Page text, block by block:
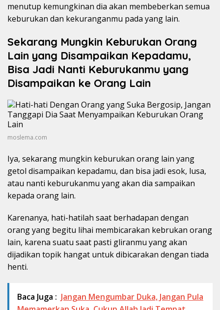
menutup kemungkinan dia akan membeberkan semua
keburukan dan kekuranganmu pada yang lain.
Sekarang Mungkin Keburukan Orang
Lain yang Disampaikan Kepadamu,
Bisa Jadi Nanti Keburukanmu yang
Disampaikan ke Orang Lain
moslema.com
Iya, sekarang mungkin keburukan orang lain yang
getol disampaikan kepadamu, dan bisa jadi esok, lusa,
atau nanti keburukanmu yang akan dia sampaikan
kepada orang lain.
Karenanya, hati-hatilah saat berhadapan dengan
orang yang begitu lihai membicarakan kebrukan orang
lain, karena suatu saat pasti gliranmu yang akan
dijadikan topik hangat untuk dibicarakan dengan tiada
henti.
Baca Juga : Jangan Mengumbar Duka, Jangan Pula